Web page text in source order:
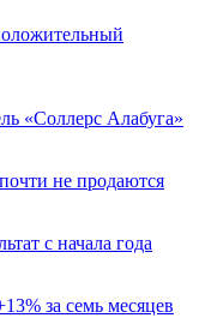
«Соллерс Алабуга»
не продаются
с начала года
за семь месяцев